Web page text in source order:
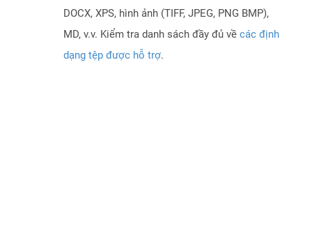
DOCX, XPS, hình ảnh (TIFF, JPEG, PNG BMP),
MD, v.v. Kiểm tra danh sách đầy đủ về các định
dạng tệp được hỗ trợ.